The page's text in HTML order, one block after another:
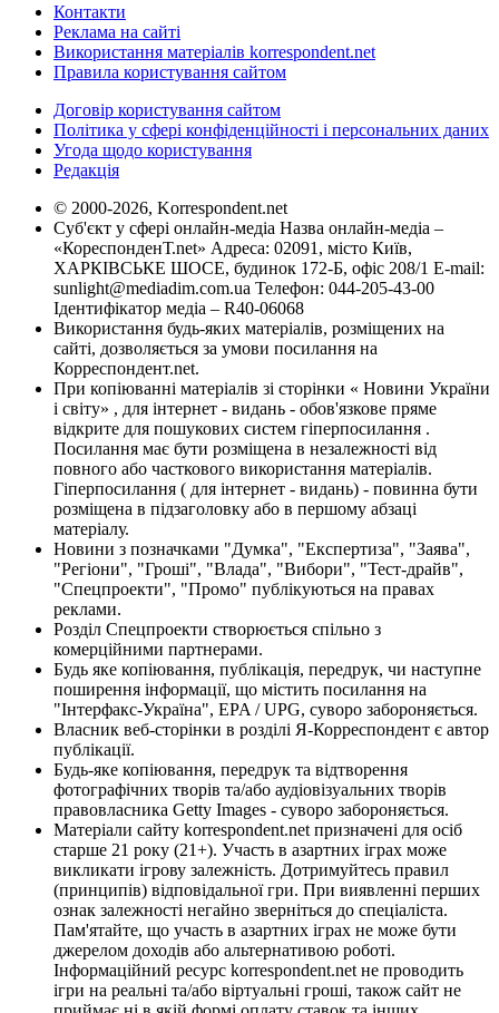
Контакти
Реклама на сайті
Використання матеріалів korrespondent.net
Правила користування сайтом
Договір користування сайтом
Політика у сфері конфіденційності і персональних даних
Угода щодо користування
Редакція
© 2000-2026, Korrespondent.net
Суб'єкт у сфері онлайн-медіа Назва онлайн-медіа –
«КореспонденТ.net» Адреса: 02091, місто Київ,
ХАРКІВСЬКЕ ШОСЕ, будинок 172-Б, офіс 208/1 E-mail:
sunlight@mediadim.com.ua Телефон: 044-205-43-00
Ідентифікатор медіа – R40-06068
Використання будь-яких матеріалів, розміщених на
сайті, дозволяється за умови посилання на
Корреспондент.net.
При копіюванні матеріалів зі сторінки « Новини України
і світу» , для інтернет - видань - обов'язкове пряме
відкрите для пошукових систем гіперпосилання .
Посилання має бути розміщена в незалежності від
повного або часткового використання матеріалів.
Гіперпосилання ( для інтернет - видань) - повинна бути
розміщена в підзаголовку або в першому абзаці
матеріалу.
Новини з позначками "Думка", "Експертиза", "Заява",
"Регіони", "Гроші", "Влада", "Вибори", "Тест-драйв",
"Спецпроекти", "Промо" публікуються на правах
реклами.
Розділ Спецпроекти створюється спільно з
комерційними партнерами.
Будь яке копіювання, публікація, передрук, чи наступне
поширення інформації, що містить посилання на
"Інтерфакс-Україна", EPA / UPG, суворо забороняється.
Власник веб-сторінки в розділі Я-Корреспондент є автор
публікації.
Будь-яке копіювання, передрук та відтворення
фотографічних творів та/або аудіовізуальних творів
правовласника Getty Images - суворо забороняється.
Матеріали сайту korrespondent.net призначені для осіб
старше 21 року (21+). Участь в азартних іграх може
викликати ігрову залежність. Дотримуйтесь правил
(принципів) відповідальної гри. При виявленні перших
ознак залежності негайно зверніться до спеціаліста.
Пам'ятайте, що участь в азартних іграх не може бути
джерелом доходів або альтернативою роботі.
Інформаційний ресурс korrespondent.net не проводить
ігри на реальні та/або віртуальні гроші, також сайт не